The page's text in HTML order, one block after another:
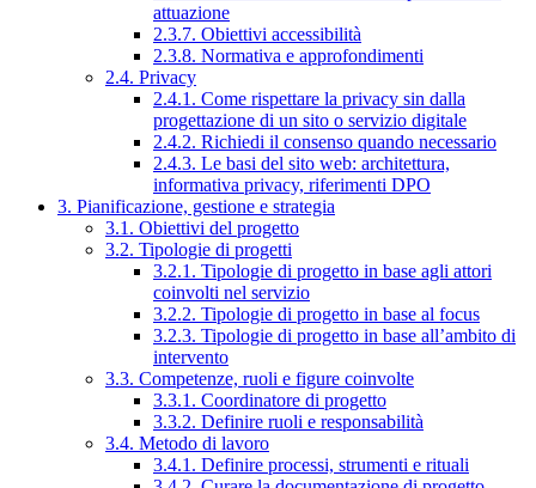
attuazione
2.3.7. Obiettivi accessibilità
2.3.8. Normativa e approfondimenti
2.4. Privacy
2.4.1. Come rispettare la privacy sin dalla
progettazione di un sito o servizio digitale
2.4.2. Richiedi il consenso quando necessario
2.4.3. Le basi del sito web: architettura,
informativa privacy, riferimenti DPO
3. Pianificazione, gestione e strategia
3.1. Obiettivi del progetto
3.2. Tipologie di progetti
3.2.1. Tipologie di progetto in base agli attori
coinvolti nel servizio
3.2.2. Tipologie di progetto in base al focus
3.2.3. Tipologie di progetto in base all’ambito di
intervento
3.3. Competenze, ruoli e figure coinvolte
3.3.1. Coordinatore di progetto
3.3.2. Definire ruoli e responsabilità
3.4. Metodo di lavoro
3.4.1. Definire processi, strumenti e rituali